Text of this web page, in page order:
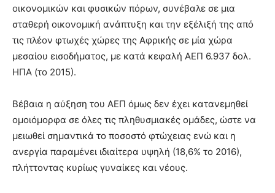
οικονομικών και φυσικών πόρων, συνέβαλε σε μια
σταθερή οικονομική ανάπτυξη και την εξέλιξή της από
τις πλέον φτωχές χώρες της Αφρικής σε μία χώρα
μεσαίου εισοδήματος, με κατά κεφαλή ΑΕΠ 6.937 δολ.
ΗΠΑ (το 2015).
Βέβαια η αύξηση του ΑΕΠ όμως δεν έχει κατανεμηθεί
ομοιόμορφα σε όλες τις πληθυσμιακές ομάδες, ώστε να
μειωθεί σημαντικά το ποσοστό φτώχειας ενώ και η
ανεργία παραμένει ιδιαίτερα υψηλή (18,6% το 2016),
πλήττοντας κυρίως γυναίκες και νέους.